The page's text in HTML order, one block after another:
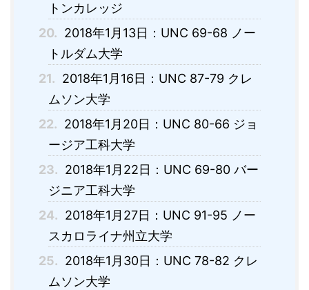
トンカレッジ
20. 2018年1月13日：UNC 69-68 ノー
トルダム大学
21. 2018年1月16日：UNC 87-79 クレ
ムソン大学
22. 2018年1月20日：UNC 80-66 ジョ
ージア工科大学
23. 2018年1月22日：UNC 69-80 バー
ジニア工科大学
24. 2018年1月27日：UNC 91-95 ノー
スカロライナ州立大学
25. 2018年1月30日：UNC 78-82 クレ
ムソン大学